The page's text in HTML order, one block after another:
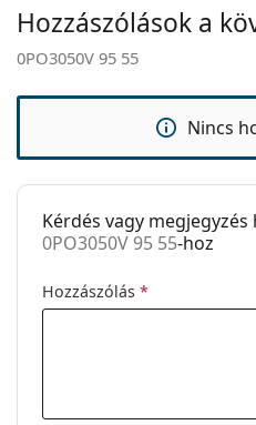
Ez orvostechnikai eszköz.
használati útmutatót.
Állítható
Nem
Nem
Kiegészítők
Tok:
Igen
Tisztítókendő:
Igen
Nem:
Kód:
Hozzászólások a
0PO3050V 95 55
Nincs
Kérdés vagy megjegyzés
0PO3050V 95 55-hoz
Hozzászólás *